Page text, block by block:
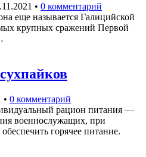
• 0 комментарий
еще называется Галицийской
крупных сражений Первой
• 0 комментарий
рацион питания —
военнослужащих, при
горячее питание.